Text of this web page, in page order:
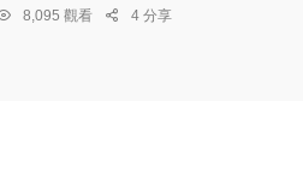
8,095 觀看 4 分享